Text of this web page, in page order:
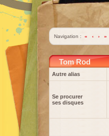
Navigation : « ‹ › »
Tom Rod
Autre alias
Se procurer
ses disques